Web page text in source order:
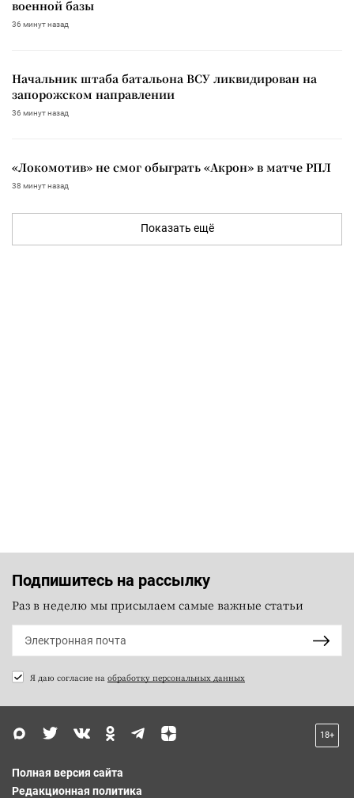
военной базы
36 минут назад
Начальник штаба батальона ВСУ ликвидирован на
запорожском направлении
36 минут назад
«Локомотив» не смог обыграть «Акрон» в матче РПЛ
38 минут назад
Показать ещё
Подпишитесь на рассылку
Раз в неделю мы присылаем самые важные статьи
Я даю согласие на обработку персональных данных
18+
Полная версия сайта
Редакционная политика